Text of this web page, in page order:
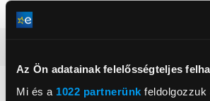
Az Ön adatainak felelősségteljes
Mi és a 1022 partnerünk
Szín Szürke
Neked ajánljuk